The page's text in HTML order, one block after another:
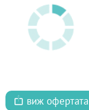
виж офертата